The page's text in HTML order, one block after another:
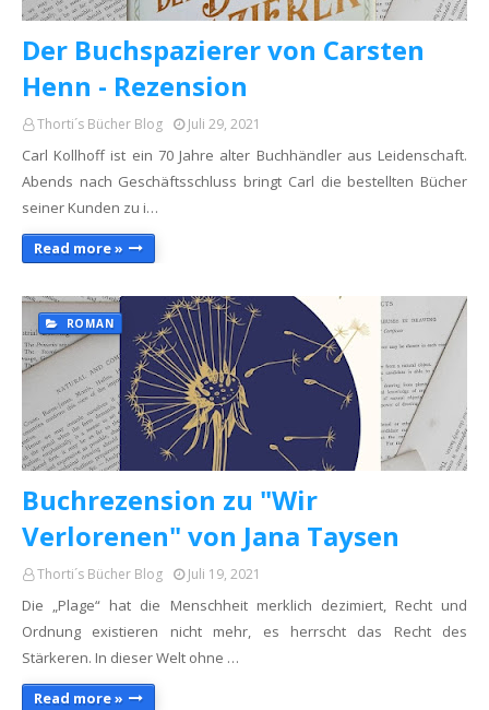
Der Buchspazierer von Carsten
Henn - Rezension
Thorti´s Bücher Blog Juli 29, 2021
Carl Kollhoff ist ein 70 Jahre alter Buchhändler aus Leidenschaft.
Abends nach Geschäftsschluss bringt Carl die bestellten Bücher
seiner Kunden zu i…
Read more »
ROMAN
Buchrezension zu "Wir
Verlorenen" von Jana Taysen
Thorti´s Bücher Blog Juli 19, 2021
Die „Plage“ hat die Menschheit merklich dezimiert, Recht und
Ordnung existieren nicht mehr, es herrscht das Recht des
Stärkeren. In dieser Welt ohne …
Read more »